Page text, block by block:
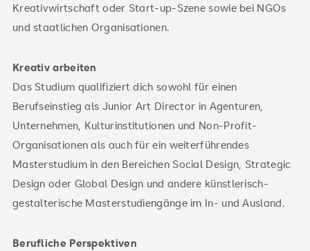
Kreativwirtschaft oder Start-up-Szene sowie bei NGOs
und staatlichen Organisationen.
Kreativ arbeiten
Das Studium qualifiziert dich sowohl für einen
Berufseinstieg als Junior Art Director in Agenturen,
Unternehmen, Kulturinstitutionen und Non-Profit-
Organisationen als auch für ein weiterführendes
Masterstudium in den Bereichen Social Design, Strategic
Design oder Global Design und andere künstlerisch-
gestalterische Masterstudiengänge im In- und Ausland.
Berufliche Perspektiven